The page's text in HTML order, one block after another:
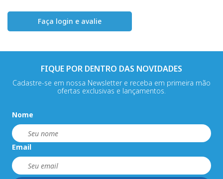
Faça login e avalie
FIQUE POR DENTRO DAS NOVIDADES
Cadastre-se em nossa Newsletter e receba em primeira mão
ofertas exclusivas e lançamentos.
Nome
Email